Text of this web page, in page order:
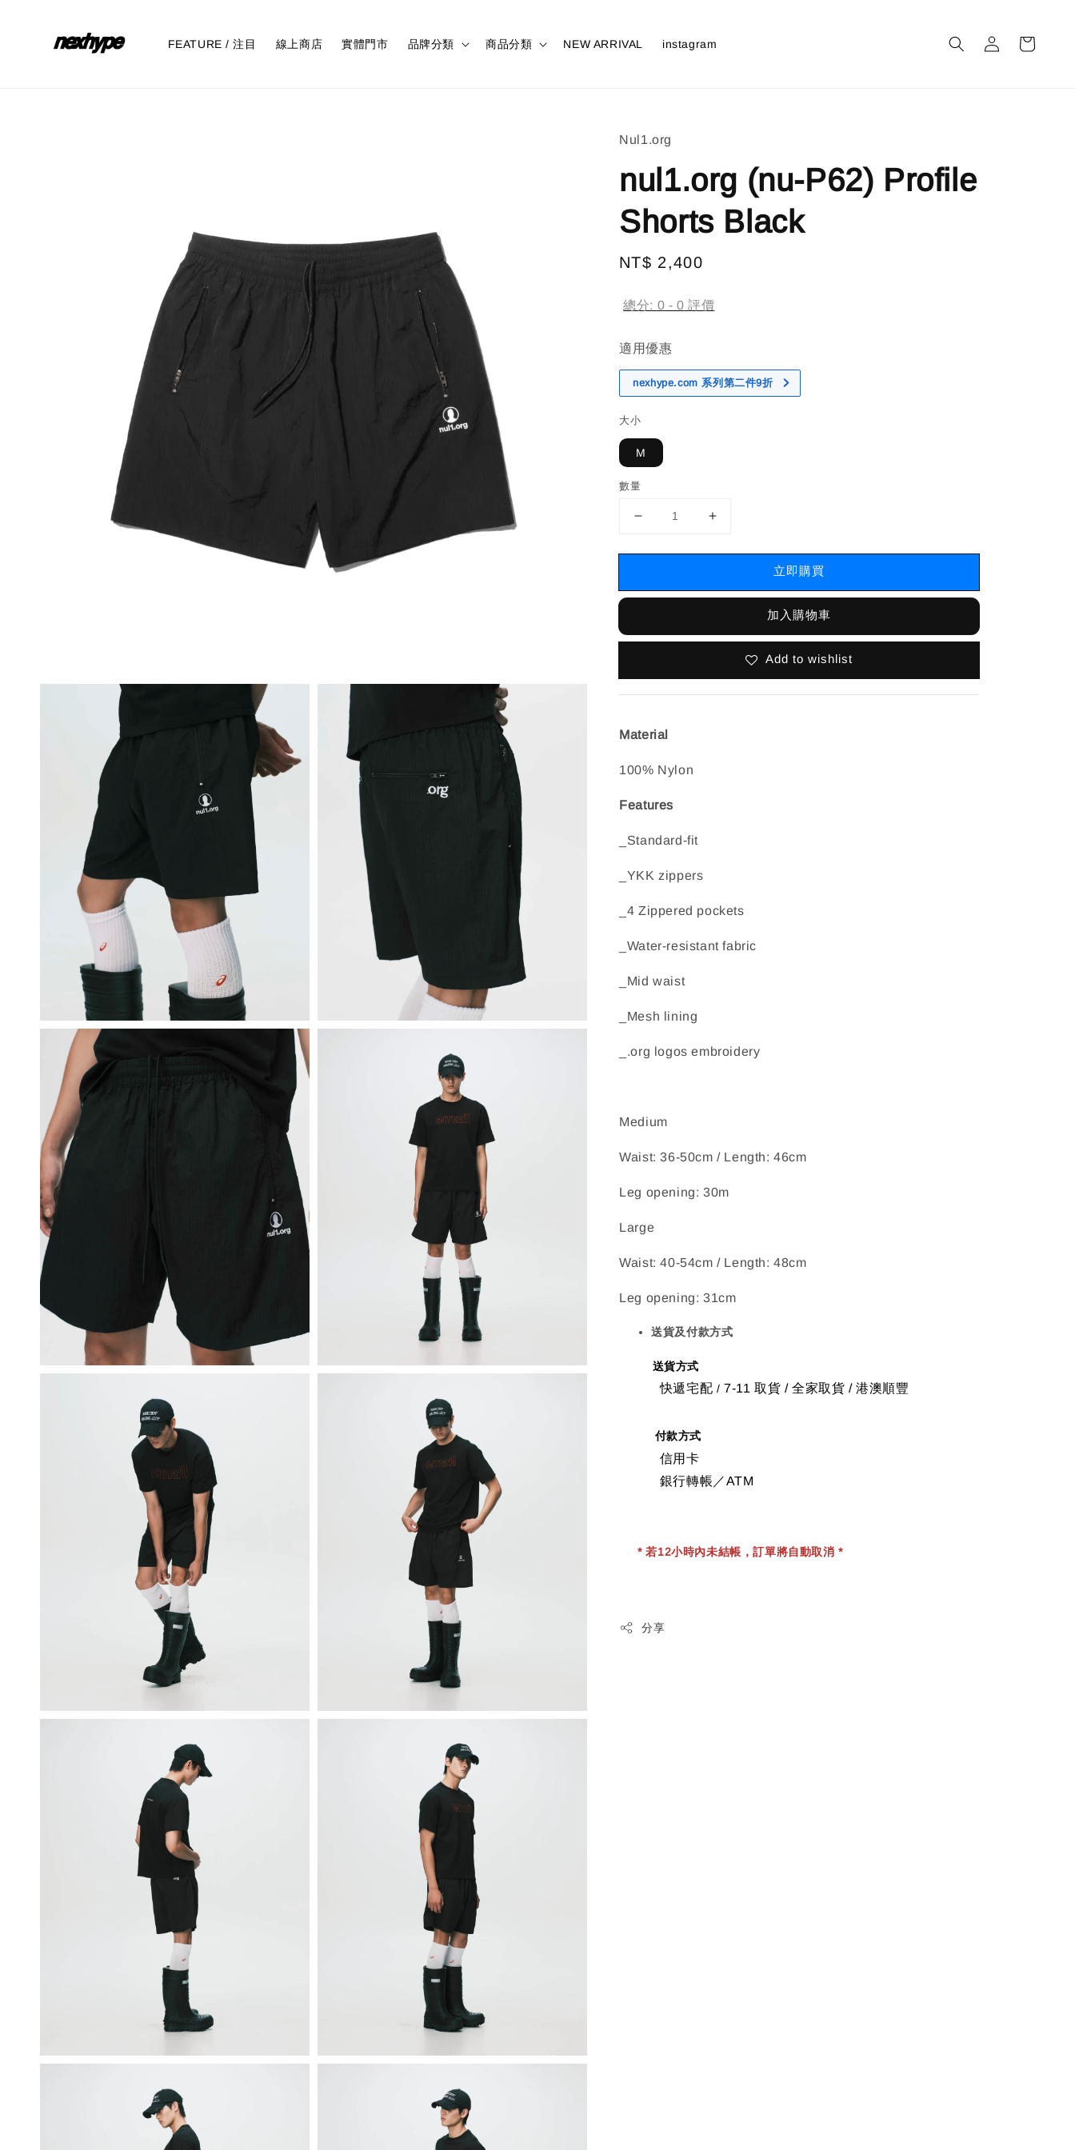
FEATURE / 注目 線上商店 實體門市 品牌分類 商品分類 NEW ARRIVAL instagram
Nul1.org
nul1.org (nu-P62) Profile
Shorts Black
Regular
NT$ 2,400
總分: 0 -0 評價
適用優惠
nexhype.com 系列第二件9折
大小
M
數量
立即購買
加入購物車
Add to wishlist
Material
100% Nylon
Features
_Standard-fit
_YKK zippers
_4 Zippered pockets
_Water-resistant fabric
_Mid waist
_Mesh lining
_.org logos embroidery
Medium
Waist: 36-50cm / Length: 46cm
Leg opening: 30m
Large
Waist: 40-54cm / Length: 48cm
Leg opening: 31cm
送貨及付款方式
送貨方式
快遞宅配 / 7-11 取貨 /全家取貨 / 港澳順豐
付款方式
信用卡
銀行轉帳／ATM
* 若12小時內未結帳，訂單將自動取消 *
分享